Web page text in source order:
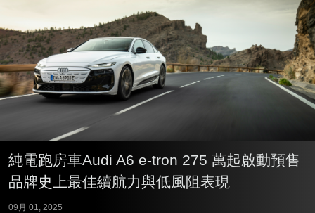
純電跑房車Audi A6 e-tron 275 萬起啟動預售
品牌史上最佳續航力與低風阻表現
09月 01, 2025